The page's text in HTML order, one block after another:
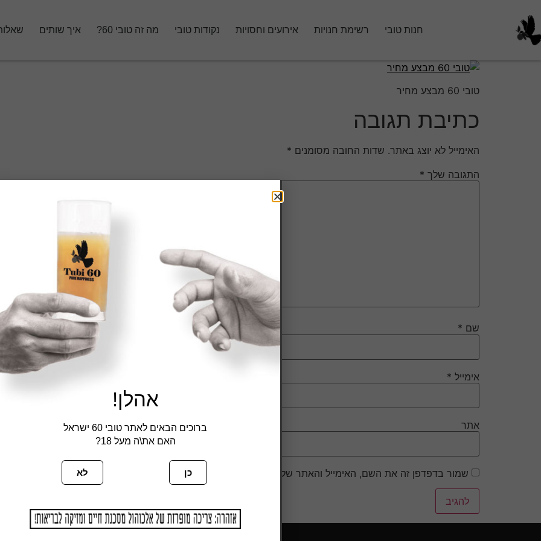
חנות טובי רשימת חנויות אירועים וחסויות נקודות טובי מה זה טובי 60? איך שותים
טובי 60 מבצע מחיר
כתיבת תגובה
האימייל לא יוצג באתר. שדות החובה מסומנים *
התגובה שלך *
שם *
אימייל *
אתר
שמור בדפדפן זה את השם, האימייל והאתר שלי לפעם הבאה שאגיב.
אהלן!
ברוכים הבאים לאתר טובי 60 ישראל
האם את\ה מעל 18?
כן לא